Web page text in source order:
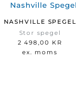
NASHVILLE SPEGEL
Stor spegel
2 498,00 KR
ex. moms